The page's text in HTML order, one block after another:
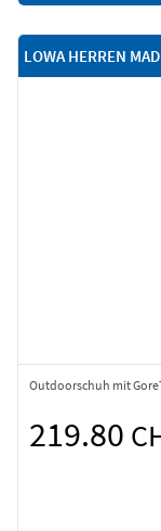
LOWA HERREN
Outdoorschuh mit
219.80